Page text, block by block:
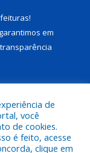
!
em
de
você
de cookies.
é feito, acesse
clique em